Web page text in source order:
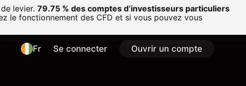
levier. 79.75 % des comptes d’investisseurs particuliers
le fonctionnement des CFD et si vous pouvez vous
Fr Se connecter Ouvrir un compte